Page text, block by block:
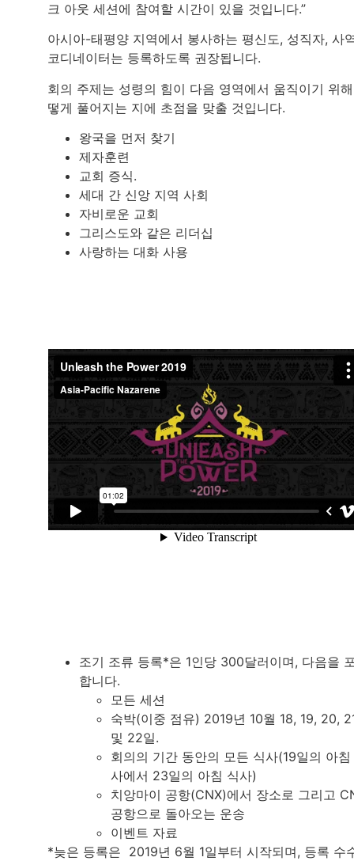
크 아웃 세션에 참여할 시간이 있을 것입니다.”
아시아-태평양 지역에서 봉사하는 평신도, 성직자, 사
코디네이터는 등록하도록 권장됩니다.
회의 주제는 성령의 힘이 다음 영역에서 움직이기 위
떻게 풀어지는 지에 초점을 맞출 것입니다.
왕국을 먼저 찾기
제자훈련
교회 증식.
세대 간 신앙 지역 사회
자비로운 교회
그리스도와 같은 리더십
사랑하는 대화 사용
조기 조류 등록*은 1인당 300달러이며, 다음을
합니다.
모든 세션
숙박(이중 점유) 2019년 10월 18, 19, 20,
및 22일.
회의의 기간 동안의 모든 식사(19일의 아침
사에서 23일의 아침 식사)
치앙마이 공항(CNX)에서 장소로 그리고
공항으로 돌아오는 운송
이벤트 자료
*늦은 등록은 2019년 6월 1일부터 시작되며, 등록 수